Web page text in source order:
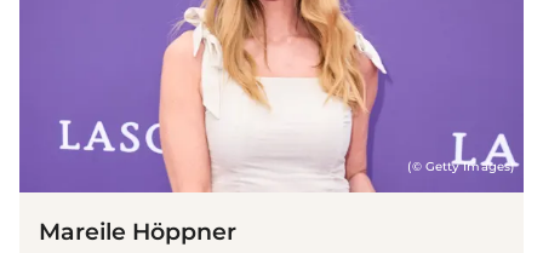
(© Getty Images)
Mareile Höppner